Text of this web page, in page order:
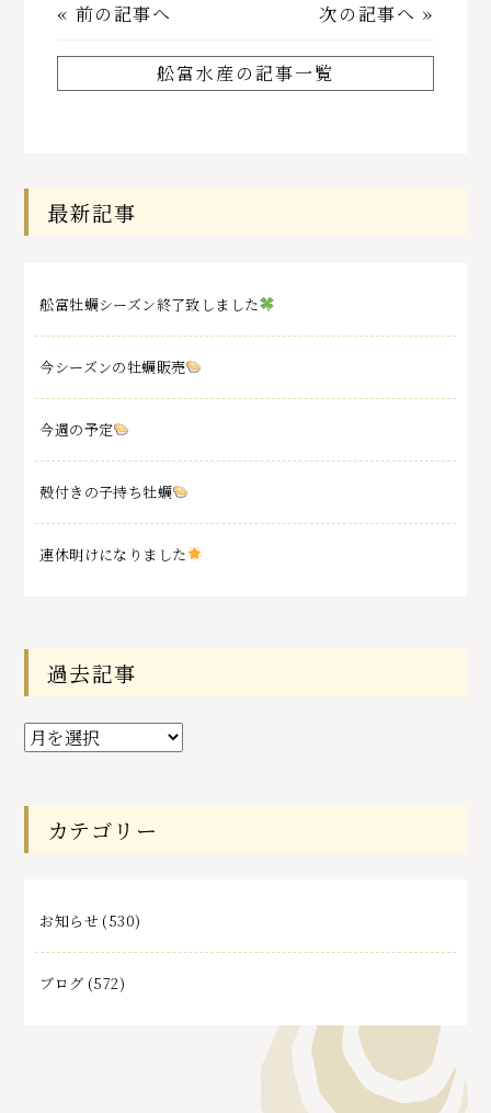
« 前の記事へ 次の記事へ »
舩富水産の記事一覧
最新記事
舩富牡蠣シーズン終了致しました
今シーズンの牡蠣販売
今週の予定
殻付きの子持ち牡蠣
連休明けになりました
過去記事
過
去
事
カテゴリー
お知らせ (530)
ブログ (572)